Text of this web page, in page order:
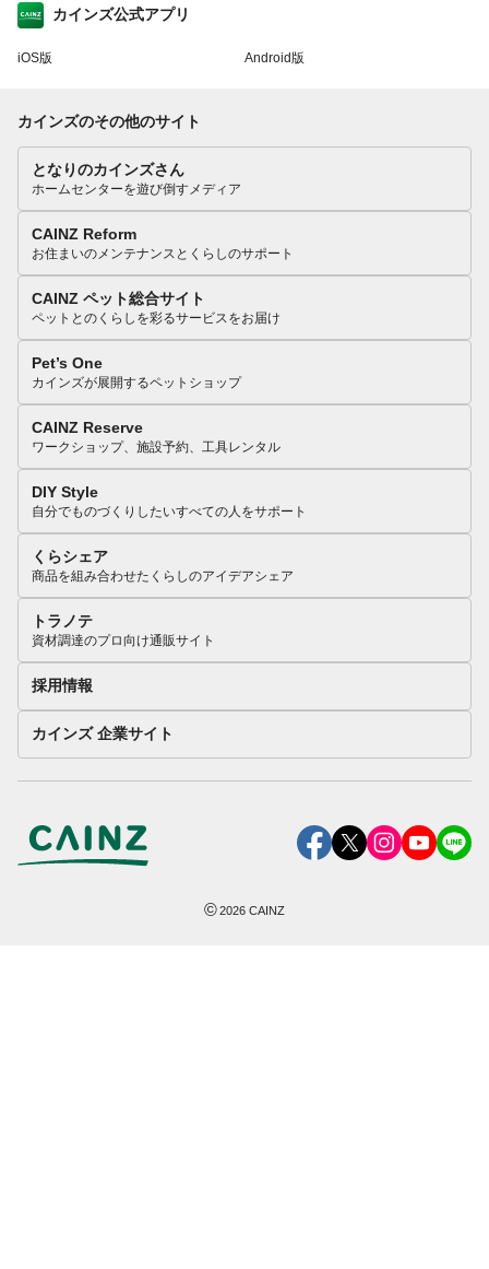
カインズ公式アプリ
iOS版 Android版
カインズのその他のサイト
となりのカインズさん
ホームセンターを遊び倒すメディア
CAINZ Reform
お住まいのメンテナンスとくらしのサポート
CAINZ ペット総合サイト
ペットとのくらしを彩るサービスをお届け
Pet’s One
カインズが展開するペットショップ
CAINZ Reserve
ワークショップ、施設予約、工具レンタル
DIY Style
自分でものづくりしたいすべての人をサポート
くらシェア
商品を組み合わせたくらしのアイデアシェア
トラノテ
資材調達のプロ向け通販サイト
採用情報
カインズ 企業サイト
©2026 CAINZ